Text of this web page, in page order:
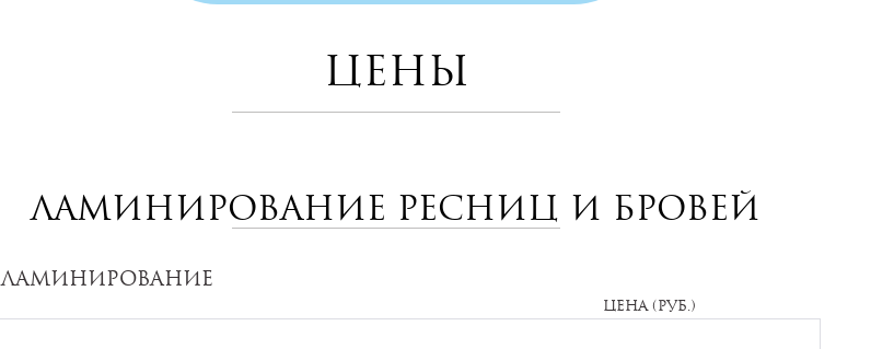
Цены
Ламинирование ресниц и бровей
Ламинирование
Цена (руб.)